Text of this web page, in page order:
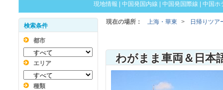
現地情報 中国発国内線 中国発国際線 中国ホ
検索条件
都市
エリア
種類
現在の場所： 上海・華東 > 日帰りツア